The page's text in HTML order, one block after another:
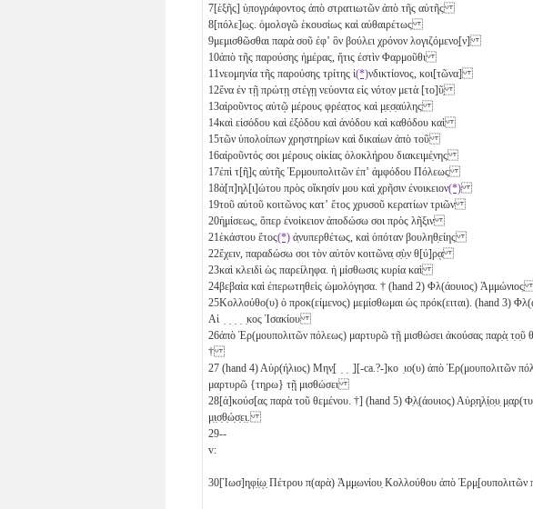
7[ἑξῆς] ὑ̣πογράφοντος ἀπὸ στρατιωτῶν ἀπὸ τῆς αὐτῆς
8[πόλε]ω̣ς. ὁμολογῶ ἑκουσίως καὶ αὐθαιρέτως
9μεμισθῶσθαι παρὰ σοῦ ἐφʼ ὃν βούλει χρόνον λογιζόμενο̣[ν]
10ἀπὸ τῆς παρούσης ἡμέρας, ἥτις ἐστὶν Φαρμοῦθι
11νεομηνία τῆς παρούσης τρίτης ἰ(*)νδικτίονος, κοι[τῶνα]
12ἕνα ἐν τῇ πρώτῃ στέγῃ νεύοντα εἰς νότο̣ν μετὰ [το]ῦ̣
13αἱροῦντος αὐτῷ μέρους φρέα̣τος καὶ μ̣ε̣σ̣αύλης
14καὶ εἰσόδου καὶ ἐξόδου καὶ ἀνόδου καὶ καθόδου καὶ
15τῶν ὑπολοίπων χρηστηρίων καὶ δικαίων ἀπὸ τοῦ
16αἱροῦντός σοι μέρους οἰκίας ὁλοκλήρου διακειμέ̣νης
17ἐπὶ τ[ῆ]ς αὐτῆς Ἑρμουπολιτῶν ἐπʼ ἀμφόδου Πόλεως
18ἀ[π]η̣λ[ι]ώτου πρὸς οἴκησίν μου καὶ χρῆσιν ἐνοικειον(*)
19τοῦ αὐτοῦ κοιτῶνος κατʼ ἔτος χρυσοῦ κερατίων τριῶν
20ἡμίσεως , ὅπερ ἐνοίκειον ἀποδώσω σοι πρὸς λῆξιν
21ἑκάστου ἔτος(*) ἀ̣νυπερθέτως, καὶ ὁπόταν βουληθ̣είης
22ἔχειν, παραδώσω σοι τὸν αὐτὸν κοιτῶνα̣ σ̣ὺ̣ν θ[ύ]ρᾳ
23καὶ κλειδὶ ὡς παρείληφα. ἡ μίσθωσις κυρία καὶ
24βεβαία καὶ ἐπερωτηθεὶς ὡμολόγησα. † (hand 2) Φλ(άουιος)
25Κολλούθο(υ) ὁ προκ(είμενος) μεμίσθωμαι ὡς πρόκ(ειται). (hand 3)
Αἰ ̣ ̣ ̣ ̣ ̣κος Ἰσακίου
26ἀπὸ Ἑρ(μουπολιτῶν πόλεως) μαρτυρῶ τῇ μισθώσει ἀκούσας πα̣ρ̣ὰ̣ τ̣ο̣ῦ
†
27 (hand 4) Αὐρ(ήλιος) Μην̣[ ̣ ̣ ̣][-ca.?-]κο ̣ιο(υ) ἀπὸ Ἑρ(μουπολιτῶν
μαρτυρῶ {τηρω} τῇ μισθώσει
28[ἀ]κούσ[ας παρὰ τοῦ θεμένου. †] (hand 5) Φ̣λ̣(άουιος) Αὐ̣ρ̣η̣λ̣ί̣ο̣υ̣
μ̣ι̣σ̣θ̣ώ̣σ̣ε̣ι̣.
29--
v:
30[Ἰωσ]η̣φ̣ί̣ῳ̣ Πέτρου π(αρὰ) Ἀμ̣μ̣ωνίου̣ Κολλούθου ἀπὸ Ἑρμ̣[ουπολιτῶν